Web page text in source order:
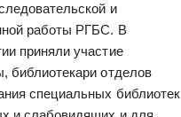
и
работы РГБС. В
приняли участие
библиотекари отделов
специальных библиотек